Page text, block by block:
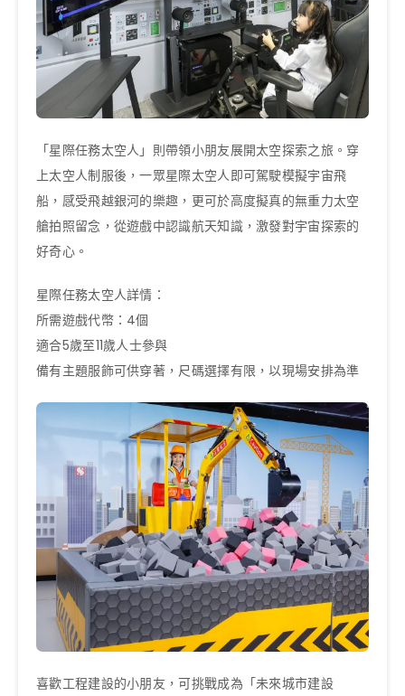
「星際任務太空人」則帶領小朋友展開太空探索之旅。穿
上太空人制服後，一眾星際太空人即可駕駛模擬宇宙飛
船，感受飛越銀河的樂趣，更可於高度擬真的無重力太空
艙拍照留念，從遊戲中認識航天知識，激發對宇宙探索的
好奇心。
星際任務太空人詳情：
所需遊戲代幣：4個
適合5歲至11歲人士參與
備有主題服飾可供穿著，尺碼選擇有限，以現場安排為準
喜歡工程建設的小朋友，可挑戰成為「未來城市建設